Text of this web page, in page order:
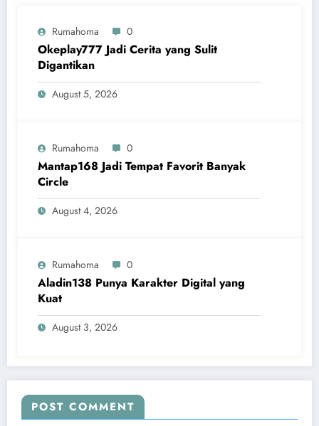
Rumahoma 0
Okeplay777 Jadi Cerita yang Sulit
Digantikan
August 5, 2026
Rumahoma 0
Mantap168 Jadi Tempat Favorit Banyak
Circle
August 4, 2026
Rumahoma 0
Aladin138 Punya Karakter Digital yang
Kuat
August 3, 2026
POST COMMENT